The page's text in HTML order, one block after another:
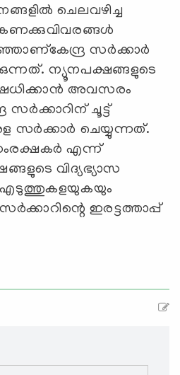
ചെലവഴിച്ച
സര്‍ക്കാര്‍
ന്യൂനപക്ഷങ്ങളുടെ
അവസരം
സര്‍ക്കാറിന് ചൂട്ട്
സര്‍ക്കാര്‍ ചെയ്യുന്നത്.
എന്ന്
വിദ്യഭ്യാസ
എടുത്തുകളയുകയും
ഇരട്ടത്താപ്പ്